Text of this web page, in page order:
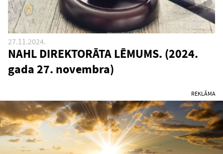
27.11.2024.
NAHL DIREKTORĀTA LĒMUMS. (2024.
gada 27. novembra)
REKLĀMA